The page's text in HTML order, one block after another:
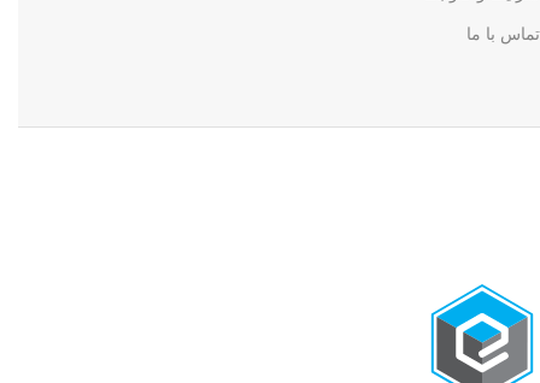
تماس با ما